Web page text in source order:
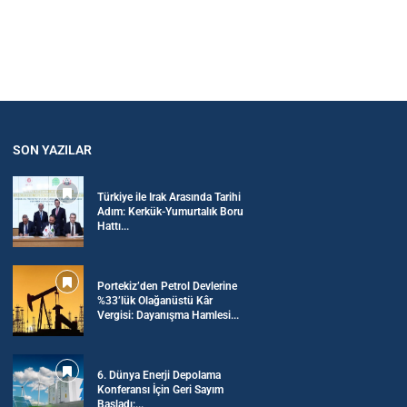
SON YAZILAR
Türkiye ile Irak Arasında Tarihi
Adım: Kerkük-Yumurtalık Boru
Hattı...
Portekiz’den Petrol Devlerine
%33’lük Olağanüstü Kâr
Vergisi: Dayanışma Hamlesi...
6. Dünya Enerji Depolama
Konferansı İçin Geri Sayım
Başladı:...